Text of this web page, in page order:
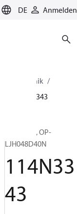
DE Anmelden
114N3343
Optyma™, OP-
LJH048D40N
114N33
43